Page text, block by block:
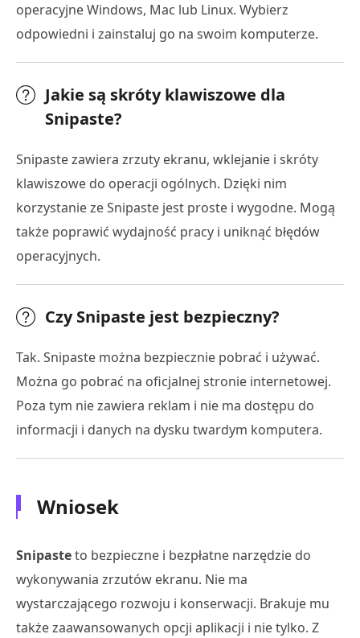
operacyjne Windows, Mac lub Linux. Wybierz
odpowiedni i zainstaluj go na swoim komputerze.
Jakie są skróty klawiszowe dla
Snipaste?
Snipaste zawiera zrzuty ekranu, wklejanie i skróty
klawiszowe do operacji ogólnych. Dzięki nim
korzystanie ze Snipaste jest proste i wygodne. Mogą
także poprawić wydajność pracy i uniknąć błędów
operacyjnych.
Czy Snipaste jest bezpieczny?
Tak. Snipaste można bezpiecznie pobrać i używać.
Można go pobrać na oficjalnej stronie internetowej.
Poza tym nie zawiera reklam i nie ma dostępu do
informacji i danych na dysku twardym komputera.
Wniosek
Snipasteto bezpieczne i bezpłatne narzędzie do
wykonywania zrzutów ekranu. Nie ma
wystarczającego rozwoju i konserwacji. Brakuje mu
także zaawansowanych opcji aplikacji i nie tylko. Z